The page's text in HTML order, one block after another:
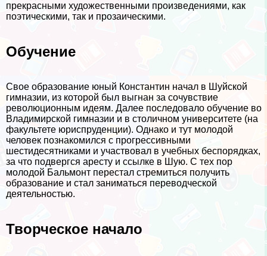
прекрасными художественными произведениями, как
поэтическими, так и прозаическими.
Обучение
Свое образование юный Константин начал в Шуйской
гимназии, из которой был выгнан за сочувствие
революционным идеям. Далее последовало обучение во
Владимирской гимназии и в столичном университете (на
факультете юриспруденции). Однако и тут молодой
человек познакомился с прогрессивными
шестидесятниками и участвовал в учебных беспорядках,
за что подвергся аресту и ссылке в Шую. С тех пор
молодой Бальмонт перестал стремиться получить
образование и стал заниматься переводческой
деятельностью.
Творческое начало